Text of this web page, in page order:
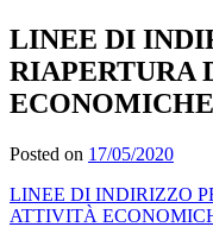
LINEE DI
RIAPERTURA
Posted on 17/05/2020
LINEE DI INDIRIZZO
ATTIVITÀ